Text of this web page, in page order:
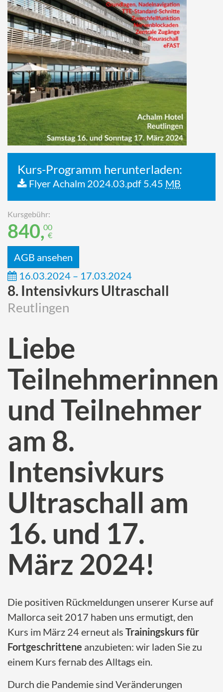
Kurs-Programm herunterladen:
Flyer Achalm 2024.03.pdf 5.45 MB
Kursgebühr:
840,00
€
AGB ansehen
16.03.2024 – 17.03.2024
8. Intensivkurs Ultraschall
Reutlingen
Liebe
Teilnehmerinnen
und Teilnehmer
am 8.
Intensivkurs
Ultraschall am
16. und 17.
März 2024!
Die positiven Rückmeldungen unserer Kurse auf
Mallorca seit 2017 haben uns ermutigt, den
Kurs im März 24 erneut als Trainingskurs für
Fortgeschrittene anzubieten: wir laden Sie zu
einem Kurs fernab des Alltags ein.
Durch die Pandemie sind Veränderungen